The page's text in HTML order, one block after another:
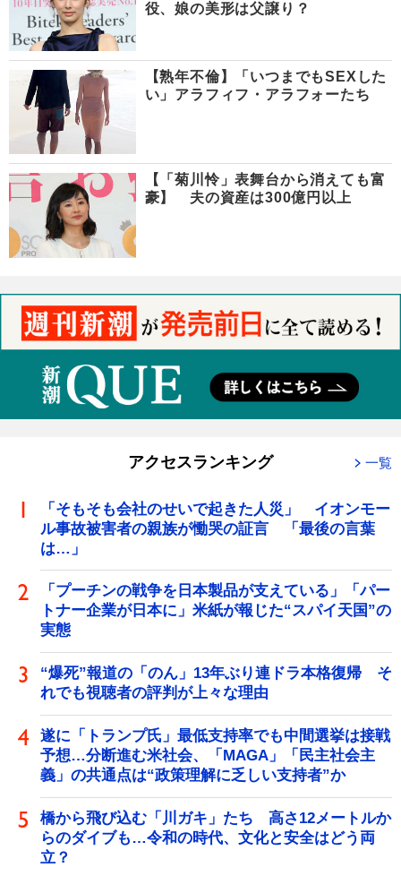
役、娘の美形は父譲り？
【熟年不倫】「いつまでもSEXした
い」アラフィフ・アラフォーたち
【「菊川怜」表舞台から消えても富
豪】 夫の資産は300億円以上
アクセスランキング 一覧
「そもそも会社のせいで起きた人災」 イオンモー
ル事故被害者の親族が慟哭の証言 「最後の言葉
は…」
「プーチンの戦争を日本製品が支えている」「パー
トナー企業が日本に」米紙が報じた“スパイ天国”の
実態
“爆死”報道の「のん」13年ぶり連ドラ本格復帰 そ
れでも視聴者の評判が上々な理由
遂に「トランプ氏」最低支持率でも中間選挙は接戦
予想…分断進む米社会、「MAGA」「民主社会主
義」の共通点は“政策理解に乏しい支持者”か
橋から飛び込む「川ガキ」たち 高さ12メートルか
らのダイブも…令和の時代、文化と安全はどう両
立？